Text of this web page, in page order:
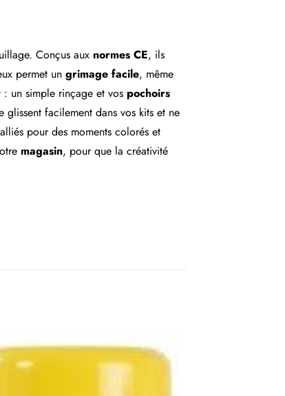
Conçus aux normes CE, ils
permet un grimage facile, même
: un simple rinçage et vos pochoirs
facilement dans vos kits et ne
pour des moments colorés et
magasin, pour que la créativité